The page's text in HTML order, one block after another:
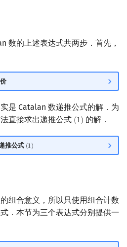
数的上述表达式共两步．首先，
是 Catalan 数递推公式的解．为
直接求出递推公式 (1)
(1) 的解．
推公式 (1)
(1)
组合意义，所以只使用组合计数
．本节为三个表达式分别提供一